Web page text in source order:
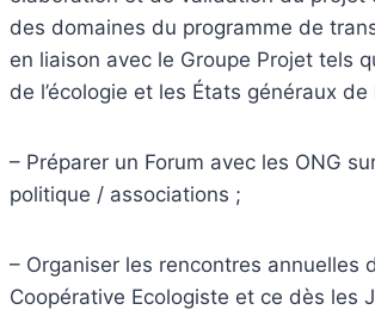
des domaines du programme de
en liaison avec le Groupe Projet tels
de l’écologie et les États généraux de
– Préparer un Forum avec les ONG
politique / associations ;
– Organiser les rencontres annuelles
Coopérative Ecologiste et ce dès les